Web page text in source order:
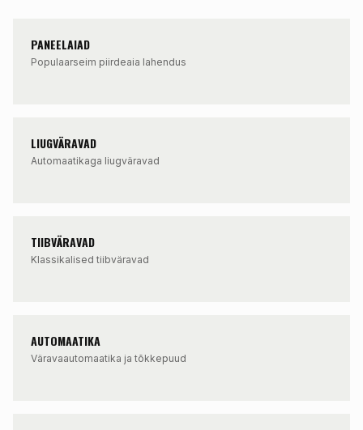
PANEELAIAD
Populaarseim piirdeaia lahendus
LIUGVÄRAVAD
Automaatikaga liugväravad
TIIBVÄRAVAD
Klassikalised tiibväravad
AUTOMAATIKA
Väravaautomaatika ja tõkkepuud